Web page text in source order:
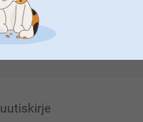
sinun vuoksesi